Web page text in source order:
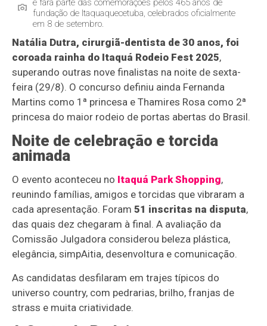
e fará parte das comemorações pelos 465 anos de
fundação de Itaquaquecetuba, celebrados oficialmente
em 8 de setembro.
Natália Dutra, cirurgiã-dentista de 30 anos, foi
coroada rainha do Itaquá Rodeio Fest 2025,
superando outras nove finalistas na noite de sexta-
feira (29/8). O concurso definiu ainda Fernanda
Martins como 1ª princesa e Thamires Rosa como 2ª
princesa do maior rodeio de portas abertas do Brasil.
Noite de celebração e torcida
animada
O evento aconteceu no Itaquá Park Shopping,
reunindo famílias, amigos e torcidas que vibraram a
cada apresentação. Foram51 inscritas na disputa,
das quais dez chegaram à final. A avaliação da
Comissão Julgadora considerou beleza plástica,
elegância, simpAitia, desenvoltura e comunicação.
As candidatas desfilaram em trajes típicos do
universo country, com pedrarias, brilho, franjas de
strass e muita criatividade.